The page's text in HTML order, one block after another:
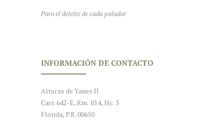
Para el deleite de cada paladar
INFORMACIÓN DE CONTACTO
Alturas de Yanes II
Carr. 642-E, Km. 10.4, Hc. 3
Florida, P.R. 00650